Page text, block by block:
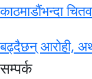
काठमाडौंभन्दा
बढ्दैछन् आरोही,
सम्पर्क